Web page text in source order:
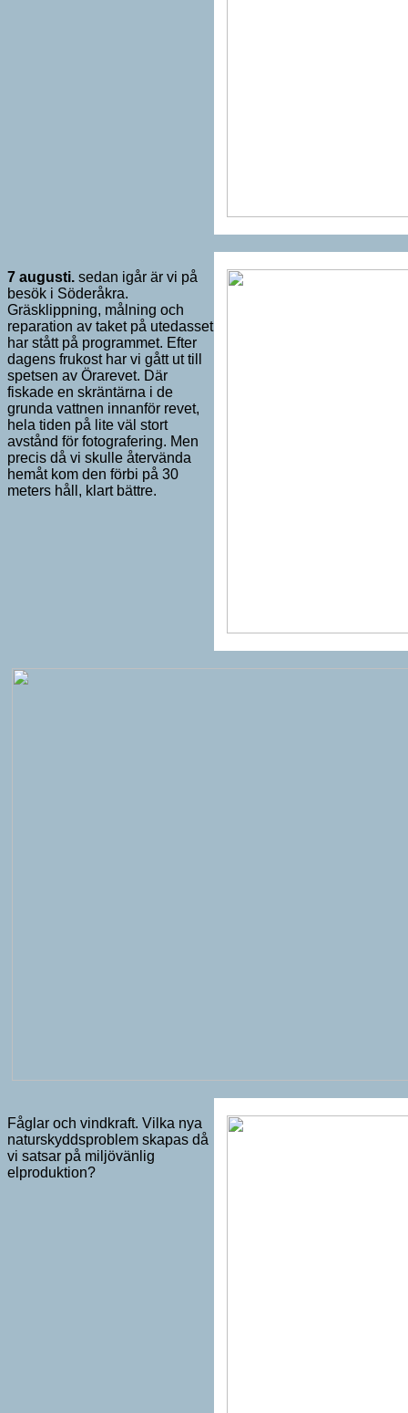
7 augusti. sedan igår är vi på
besök i Söderåkra.
Gräsklippning, målning och
reparation av taket på utedasset
har stått på programmet. Efter
dagens frukost har vi gått ut till
spetsen av Örarevet. Där
fiskade en skräntärna i de
grunda vattnen innanför revet,
hela tiden på lite väl stort
avstånd för fotografering. Men
precis då vi skulle återvända
hemåt kom den förbi på 30
meters håll, klart bättre.
Fåglar och vindkraft. Vilka nya
naturskyddsproblem skapas då
vi satsar på miljövänlig
elproduktion?